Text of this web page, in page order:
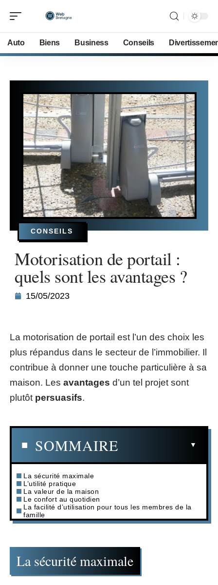
Auto Biens Business Conseils
CONSEILS
Motorisation de portail :
quels sont les avantages ?
15/05/2023
La motorisation de portail est l’un des choix les
plus répandus dans le secteur de l’immobilier. Il
contribue à donner une touche particulière à sa
maison. Les avantages d’un tel projet sont
plutôt persuasifs.
SOMMAIRE
La sécurité maximale
L’utilité pratique
La valeur de la maison
Le confort au quotidien
La facilité d’utilisation pour tous les membres de la
famille
La sécurité maximale